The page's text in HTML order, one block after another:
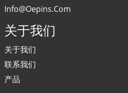
Info@oepins.com
关于我们
关于我们
联系我们
产品